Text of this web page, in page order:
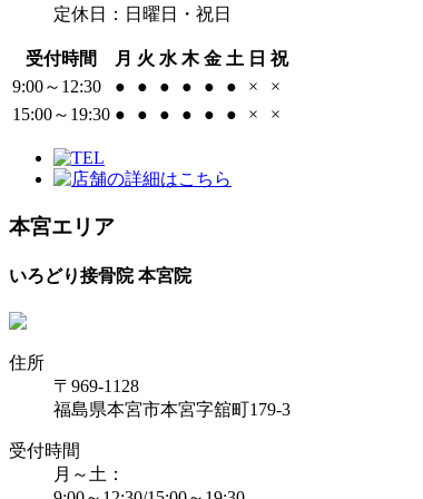
定休日：日曜日・祝日
受付時間 月 火 水 木 金 土 日 祝
9:00～12:30
● ● ● ● ● ● ×
×
15:00～19:30 ● ● ● ● ● ● × ×
本宮エリア
いろどり接骨院 本宮院
住所
〒969-1128
福島県本宮市本宮字舘町179-3
受付時間
月～土：